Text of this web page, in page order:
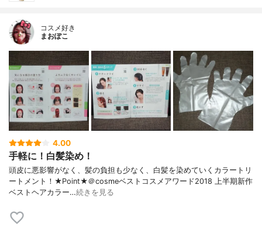
コスメ好き
まおぽこ
4.00
手軽に！白髪染め！
頭皮に悪影響がなく、髪の負担も少なく、白髪を染めていくカラートリ
ートメント！★Point★＠cosmeベストコスメアワード2018 上半期新作
ベストヘアカラー…続きを見る